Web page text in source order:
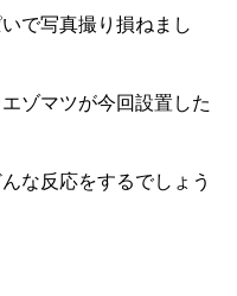
で写真撮り損ねまし
ゾマツが今回設置した
な反応をするでしょう